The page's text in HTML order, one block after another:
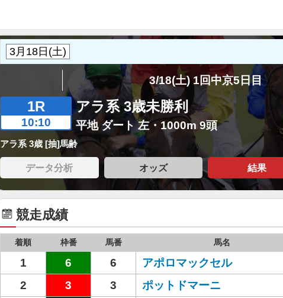
3/18(土) 1回中京5日目
1R
10:10
アラ系 3歳未勝利
平地 ダート 左・1000m 9頭
アラ系 3歳 [抽]馬齢
データ分析 オッズ 結果
競走成績
着順 枠番 馬番 馬名
1 6 6 アポロマックセル
2
3 3 ポットドマーニ